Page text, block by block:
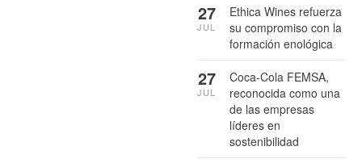
Ethica Wines refuerza
su compromiso con la
formación enológica
27
JUL
Coca-Cola FEMSA,
reconocida como una
de las empresas
líderes en
sostenibilidad
27
JUL